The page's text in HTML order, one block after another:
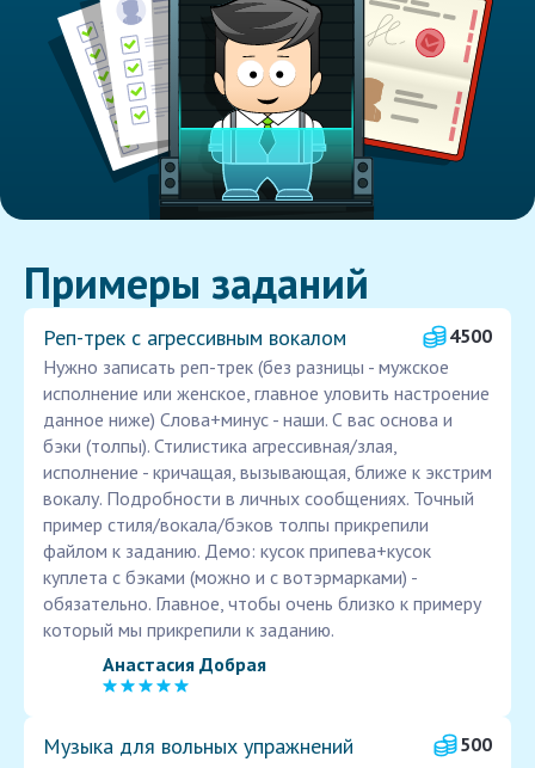
Примеры заданий
Реп-трек с агрессивным вокалом
4500
Нужно записать реп-трек (без разницы - мужское
исполнение или женское, главное уловить настроение
данное ниже) Слова+минус - наши. С вас основа и
бэки (толпы). Стилистика агрессивная/злая,
исполнение - кричащая, вызывающая, ближе к экстрим
вокалу. Подробности в личных сообщениях. Точный
пример стиля/вокала/бэков толпы прикрепили
файлом к заданию. Демо: кусок припева+кусок
куплета с бэками (можно и с вотэрмарками) -
обязательно. Главное, чтобы очень близко к примеру
который мы прикрепили к заданию.
Анастасия Добрая
Музыка для вольных упражнений
500